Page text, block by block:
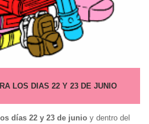
LOS DIAS 22 Y 23 DE JUNIO
los días 22 y 23 de junio y dentro del